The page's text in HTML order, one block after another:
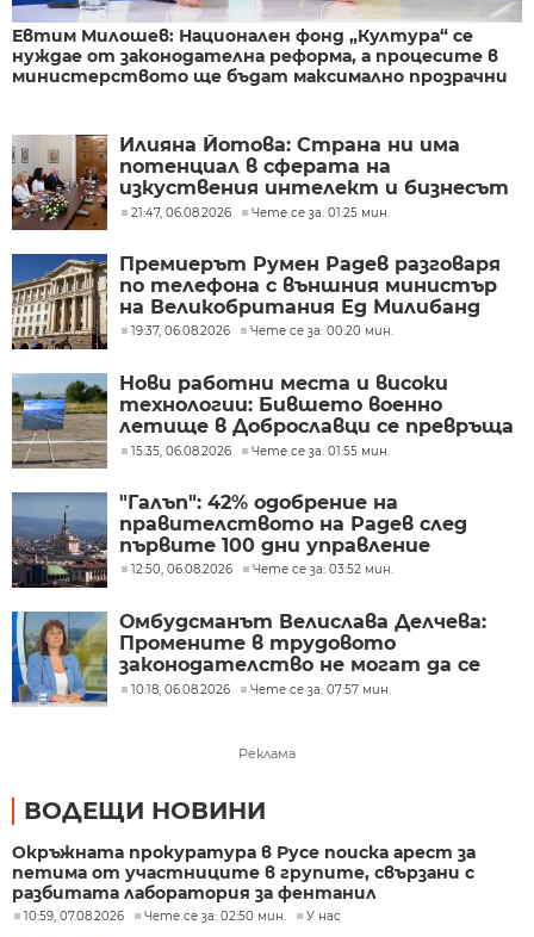
Евтим Милошев: Национален фонд „Култура“ се
нуждае от законодателна реформа, а процесите в
министерството ще бъдат максимално прозрачни
Илияна Йотова: Страна ни има
потенциал в сферата на
изкуствения интелект и бизнесът
забелязва тези перспективи
21:47, 06.08.2026 Чете се за: 01:25 мин.
Премиерът Румен Радев разговаря
по телефона с външния министър
на Великобритания Ед Милибанд
19:37, 06.08.2026 Чете се за: 00:20 мин.
Нови работни места и високи
технологии: Бившето военно
летище в Доброславци се превръща
в голям космически център
15:35, 06.08.2026 Чете се за: 01:55 мин.
"Галъп": 42% одобрение на
правителството на Радев след
първите 100 дни управление
12:50, 06.08.2026 Чете се за: 03:52 мин.
Омбудсманът Велислава Делчева:
Промените в трудовото
законодателство не могат да се
правят през бюджета
10:18, 06.08.2026 Чете се за: 07:57 мин.
Реклама
ВОДЕЩИ НОВИНИ
Окръжната прокуратура в Русе поиска арест за
петима от участниците в групите, свързани с
разбитата лаборатория за фентанил
10:59, 07.08.2026 Чете се за: 02:50 мин. У нас